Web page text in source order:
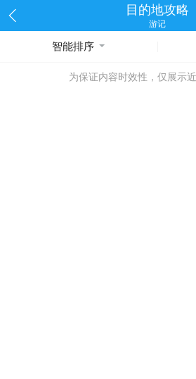
目的地攻略
游记
智能排序
为保证内容时效性，仅展示